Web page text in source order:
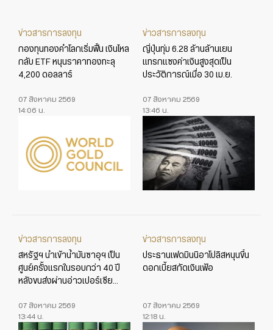
ข่าวสารการลงทุน
กองทุนทองคำโลกเริ่มฟื้น เงินไหล
กลับ ETF หนุนราคาทองทะลุ
4,200 ดอลลาร์
07 สิงหาคม 2569
14:06 น.
ข่าวสารการลงทุน
ญี่ปุ่นทุ่ม 6.28 ล้านล้านเยน
แทรกแซงค่าเงินสูงสุดเป็น
ประวัติการณ์เมื่อ 30 เม.ย.
07 สิงหาคม 2569
13:46 น.
ข่าวสารการลงทุน
สหรัฐฯ นำเข้าน้ำมันซาอุฯ เป็น
ศูนย์ครั้งแรกในรอบกว่า 40 ปี
หลังขนส่งผ่านอ่าวเปอร์เซีย
07 สิงหาคม 2569
13:44 น.
ข่าวสารการลงทุน
ประธานเฟดมินนิอาโปลิสหนุนขึ้น
ดอกเบี้ยสกัดเงินเฟ้อ
07 สิงหาคม 2569
12:18 น.